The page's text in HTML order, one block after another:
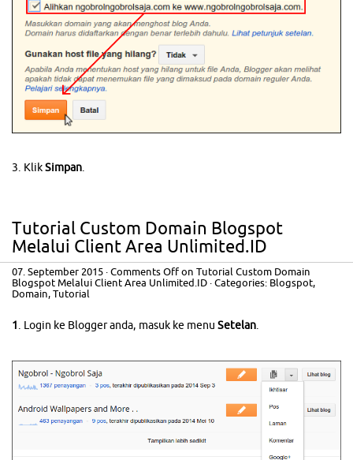
3. Klik Simpan.
Tutorial Custom Domain Blogspot
Melalui Client Area Unlimited.ID
07. September 2015 · Comments Off on Tutorial Custom Domain
Blogspot Melalui Client Area Unlimited.ID · Categories: Blogspot,
Domain, Tutorial
1 . Login ke Blogger anda, masuk ke menu Setelan.